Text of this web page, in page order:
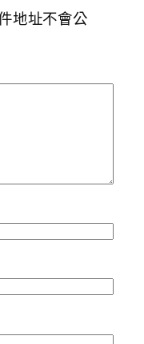
地址不會公